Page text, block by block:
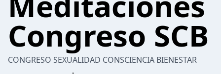
Congreso SCB
CONGRESO SEXUALIDAD CONSCIENCIA BIENESTAR